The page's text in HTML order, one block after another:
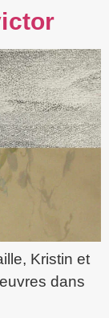
Kristin et
dans